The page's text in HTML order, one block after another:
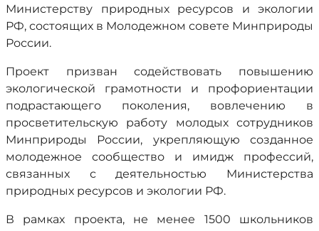
Министерству природных ресурсов и экологии
РФ, состоящих в Молодежном совете Минприроды
России.
Проект призван содействовать повышению
экологической грамотности и профориентации
подрастающего поколения, вовлечению в
просветительскую работу молодых сотрудников
Минприроды России, укрепляющую созданное
молодежное сообщество и имидж профессий,
связанных с деятельностью Министерства
природных ресурсов и экологии РФ.
В рамках проекта, не менее 1500 школьников